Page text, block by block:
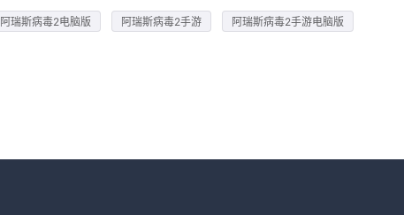
阿瑞斯病毒2电脑版 阿瑞斯病毒2手游
阿瑞斯病毒2手游电脑版